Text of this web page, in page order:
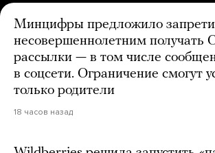
Минцифры предложило
несовершеннолетним
рассылки — в том числе
в соцсети. Ограничение смогут
только родители
18 часов назад